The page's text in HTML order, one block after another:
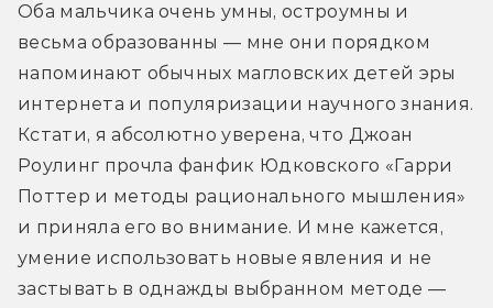
Оба мальчика очень умны, остроумны и
весьма образованны — мне они порядком
напоминают обычных магловских детей эры
интернета и популяризации научного знания.
Кстати, я абсолютно уверена, что Джоан
Роулинг прочла фанфик Юдковского «Гарри
Поттер и методы рационального мышления»
и приняла его во внимание. И мне кажется,
умение использовать новые явления и не
застывать в однажды выбранном методе —